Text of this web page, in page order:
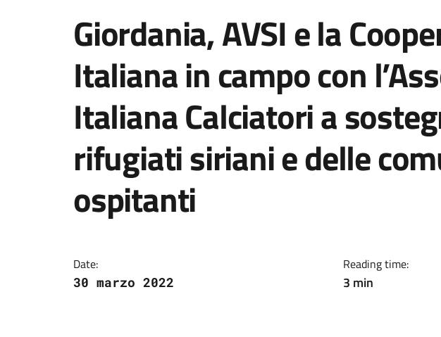
Giordania, AVSI e la
Italiana in campo con
Italiana Calciatori a
rifugiati siriani e delle
ospitanti
Date:
30 marzo 2022
Reading time:
3 min